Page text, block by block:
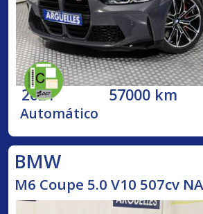
2021 57000 km
Automático
BMW
M6 Coupe 5.0 V10 507cv